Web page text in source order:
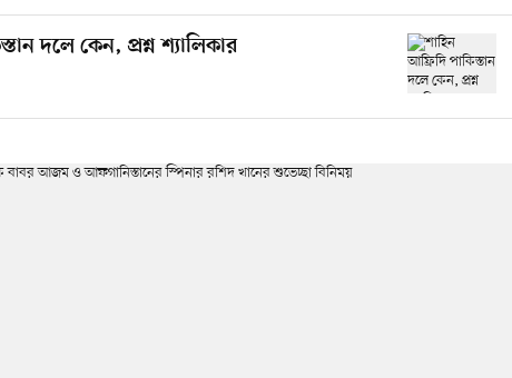
দলে কেন, প্রশ্ন শ্যালিকার